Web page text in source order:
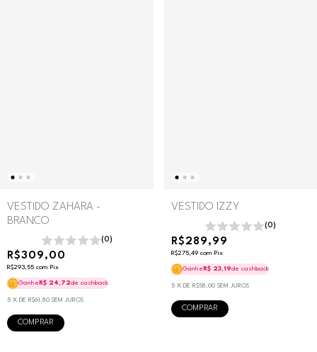
VESTIDO ZAHARA -
BRANCO
(0)
R$309,00
R$293,55 com Pix
Ganhe R$ 24,72de cashback
5 X DE R$61,80 SEM JUROS
COMPRAR
VESTIDO IZZY
(0)
R$289,99
R$275,49 com Pix
Ganhe R$ 23,19de cashback
5 X DE R$58,00 SEM JUROS
COMPRAR